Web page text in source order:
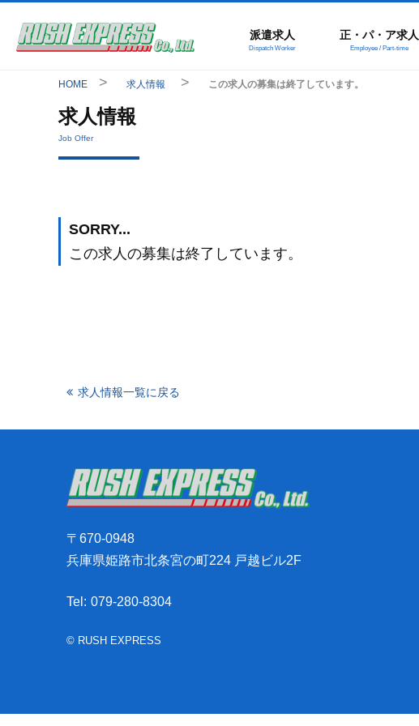
派遣求人
Dispatch Worker
正・パ・ア求人
Employee / Part-time
HOME 求人情報 この求人の募集は終了しています。
求人情報
Job Offer
SORRY...
この求人の募集は終了しています。
求人情報一覧に戻る
〒670-0948
兵庫県姫路市北条宮の町224 戸越ビル2F
Tel: 079-280-8304
© RUSH EXPRESS